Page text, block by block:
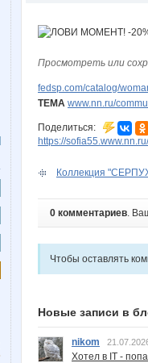
Просмотреть или
fedsp.com/catalog/
ТЕМА www.nn.ru/
Поделиться:
https://
Коллекция
0 комментариев.
Чтобы оставлять
Новые записи в
nikom
Хотел в IT -